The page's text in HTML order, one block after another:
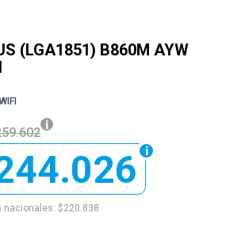
(LGA1851) B860M AYW
nacionales: $220.838